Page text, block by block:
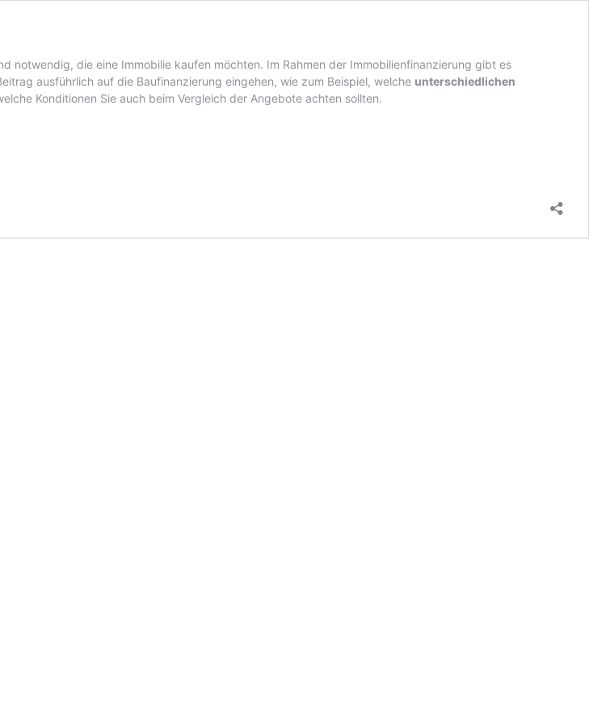
notwendig, die eine Immobilie kaufen möchten. Im Rahmen der Immobilienfinanzierung gibt es
ausführlich auf die Baufinanzierung eingehen, wie zum Beispiel, welche unterschiedlichen
Konditionen Sie auch beim Vergleich der Angebote achten sollten.